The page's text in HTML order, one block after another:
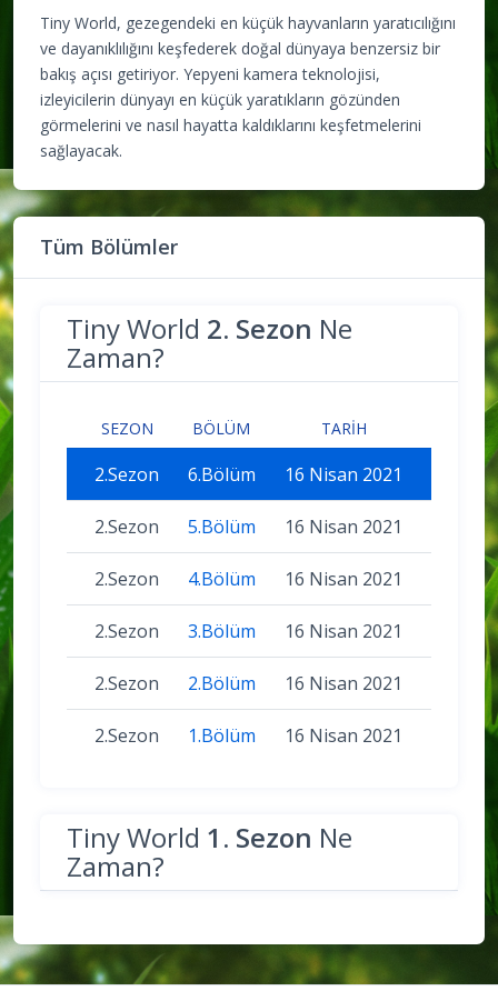
Tiny World, gezegendeki en küçük hayvanların yaratıcılığını
ve dayanıklılığını keşfederek doğal dünyaya benzersiz bir
bakış açısı getiriyor. Yepyeni kamera teknolojisi,
izleyicilerin dünyayı en küçük yaratıkların gözünden
görmelerini ve nasıl hayatta kaldıklarını keşfetmelerini
sağlayacak.
Tüm Bölümler
Tiny World 2. Sezon Ne
Zaman?
SEZON BÖLÜM TARIH
2.Sezon 6.Bölüm 16 Nisan 2021
2.Sezon 5.Bölüm 16 Nisan 2021
2.Sezon 4.Bölüm 16 Nisan 2021
2.Sezon 3.Bölüm 16 Nisan 2021
2.Sezon 2.Bölüm 16 Nisan 2021
2.Sezon 1.Bölüm 16 Nisan 2021
Tiny World 1. Sezon Ne
Zaman?